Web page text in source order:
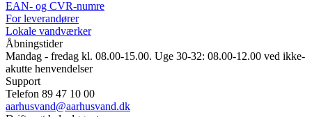
EAN- og CVR-numre
For leverandører
Lokale vandværker
Åbningstider
Mandag - fredag kl. 08.00-15.00. Uge 30-32: 08.00-12.00 ved ikke-
akutte henvendelser
Support
Telefon 89 47 10 00
aarhusvand@aarhusvand.dk